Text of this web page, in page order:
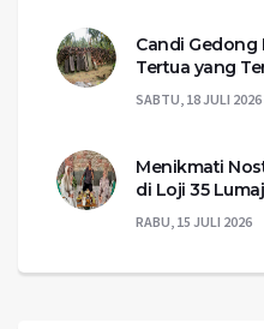
Candi Gedong
Tertua yang
SABTU, 18 JULI 2026
Menikmati
di Loji 35
RABU, 15 JULI 2026